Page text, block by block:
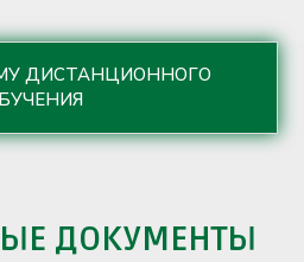
ДИСТАНЦИОННОГО
ДОКУМЕНТЫ